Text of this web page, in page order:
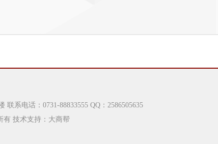
系电话：0731-88833555 QQ：2586505635
有 技术支持： 大商帮